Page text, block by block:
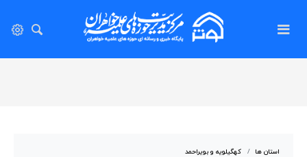
استان ها کهگیلویه و بویراحمد